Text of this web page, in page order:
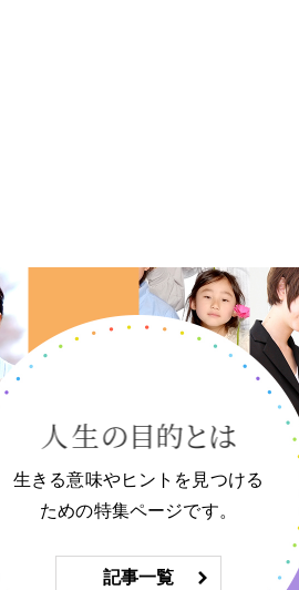
生きる意味やヒントを見つける
ための特集ページです。
記事一覧